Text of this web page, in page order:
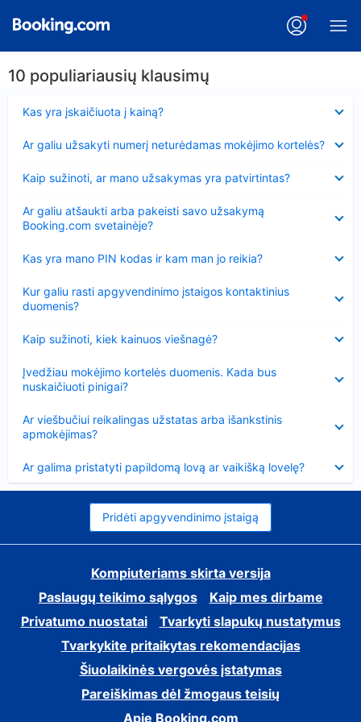
10 populiariausių klausimų
Kas yra įskaičiuota į kainą?
Ar galiu užsakyti numerį neturėdamas mokėjimo kortelės?
Kaip sužinoti, ar mano užsakymas yra patvirtintas?
Ar galiu atšaukti arba pakeisti savo užsakymą
Booking.com svetainėje?
Kas yra mano PIN kodas ir kam man jo reikia?
Kur galiu rasti apgyvendinimo įstaigos kontaktinius
duomenis?
Kaip sužinoti, kiek kainuos viešnagė?
Įvedžiau mokėjimo kortelės duomenis. Kada bus
nuskaičiuoti pinigai?
Ar viešbučiui reikalingas užstatas arba išankstinis
apmokėjimas?
Ar galima pristatyti papildomą lovą ar vaikišką lovelę?
Pridėti apgyvendinimo įstaigą
Kompiuteriams skirta versija
Paslaugų teikimo sąlygos
Kaip mes dirbame
Privatumo nuostatai
Tvarkyti slapukų nustatymus
Tvarkykite pritaikytas rekomendacijas
Šiuolaikinės vergovės įstatymas
Pareiškimas dėl žmogaus teisių
Apie Booking.com